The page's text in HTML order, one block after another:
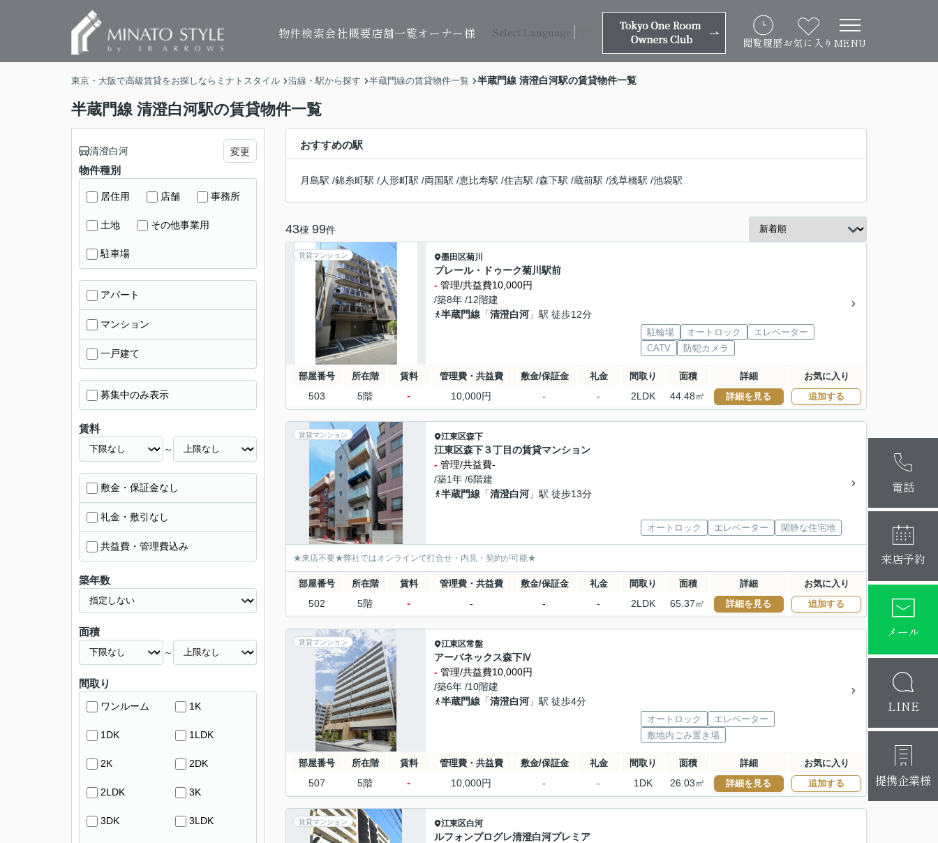
物件検索会社概要店舗一覧オーナー様 Select Language
閲覧履歴お気に入り MENU
電話
麻布十番本
大阪梅田店
来店予約
メール
LINE
提携企業様
東京・大阪で高級賃貸をお探しならミナトスタイル 沿線・駅から探す 半蔵門線の賃貸物件一覧 半蔵門線 清澄白河駅の賃貸物件一覧
半蔵門線 清澄白河駅の賃貸物件一覧
おすすめの駅
月島駅 /錦糸町駅 /人形町駅 /両国駅 /恵比寿駅 /住吉駅 /森下駅 /蔵前駅 /浅草橋駅 /池袋駅
43棟 99件
賃貸マンション 墨田区菊川
プレール・ドゥーク菊川駅前
- 管理/共益費10,000円
/築8年 /12階建
半蔵門線 「清澄白河 」駅 徒歩12分
駐輪場 オートロック
エレベーター
CATV
防犯カメラ
部屋番号 所在階 賃料 管理費・共益費 敷金/保証金 礼金 間取り 面積 詳細 お気に入り
503 5階 - 10,000円 - - 2LDK 44.48㎡ 詳細を見る 追加する
賃貸マンション 江東区森下
江東区森下３丁目の賃貸マンション
- 管理/共益費-
/築1年 /6階建
半蔵門線 「清澄白河 」駅 徒歩13分
オートロック エレベーター 閑静な住宅地
★来店不要★弊社ではオンラインで打合せ・内見・契約が可能★
部屋番号 所在階 賃料 管理費・共益費 敷金/保証金 礼金 間取り 面積 詳細 お気に入り
502 5階 - - - - 2LDK 65.37㎡ 詳細を見る 追加する
賃貸マンション 江東区常盤
アーバネックス森下Ⅳ
- 管理/共益費10,000円
/築6年 /10階建
半蔵門線 「清澄白河 」駅 徒歩4分
オートロック
エレベーター
敷地内ごみ置き場
部屋番号 所在階 賃料 管理費・共益費 敷金/保証金 礼金 間取り 面積 詳細 お気に入り
507 5階 - 10,000円 - - 1DK 26.03㎡ 詳細を見る 追加する
賃貸マンション 江東区白河
ルフォンプログレ清澄白河プレミア
清澄白河 変更
物件種別
居住用 店舗 事務所
土地 その他事業用
駐車場
アパート
マンション
一戸建て
募集中のみ表示
賃料
～
敷金・保証金なし
礼金・敷引なし
共益費・管理費込み
築年数
面積
～
間取り
ワンルーム 1K
1DK 1LDK
2K 2DK
2LDK 3K
3DK 3LDK